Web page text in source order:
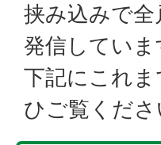
挟み込みで
発信していま
下記にこれ
ひご覧くださ